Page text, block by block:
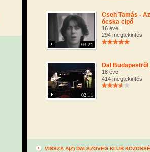
03:21
Cseh Tamás - Az
ócska cipő
16 éve
294 megtekintés
02:11
Dal Budapestről
18 éve
414 megtekintés
VISSZA A(Z) DALSZÖVEG KLUB